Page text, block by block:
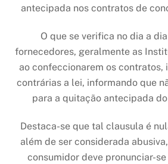
antecipada nos contratos de
O que se verifica no dia a
fornecedores, geralmente as
ao confeccionarem os contratos,
contrárias a lei, informando que
para a quitação antecipada
Destaca-se que tal clausula é
além de ser considerada
consumidor deve pronunciar-